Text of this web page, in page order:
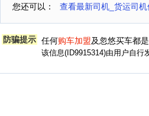
您还可以： 查看最新司机_货运司机
防骗提示 任何购车加盟及忽悠买车都是
该信息(ID9915314)由用户自行